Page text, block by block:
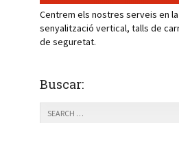
Centrem els nostres serveis en
senyalització vertical, talls de
de seguretat.
Buscar: